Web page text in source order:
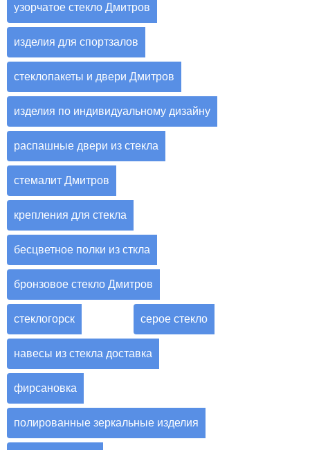
узорчатое стекло Дмитров
изделия для спортзалов
стеклопакеты и двери Дмитров
изделия по индивидуальному дизайну
распашные двери из стекла
стемалит Дмитров
крепления для стекла
бесцветное полки из сткла
бронзовое стекло Дмитров
стеклогорск серое стекло
навесы из стекла доставка
фирсановка
полированные зеркальные изделия